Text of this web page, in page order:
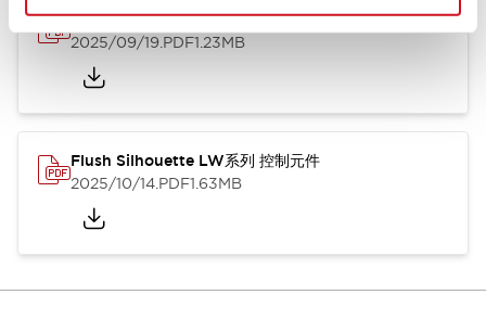
Flush Silhouette LW系列 控制元件 (英文版)
2025/09/19.PDF1.23MB
Flush Silhouette LW系列 控制元件
2025/10/14.PDF1.63MB